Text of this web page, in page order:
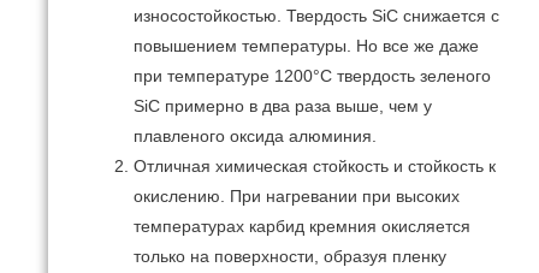
износостойкостью.Твердость SiC снижается с
повышением температуры. Но все же даже
при температуре 1200°C твердость зеленого
SiC примерно в два раза выше, чем у
плавленого оксида алюминия.
Отличная химическая стойкость и стойкость к
окислению. При нагревании при высоких
температурах карбид кремния окисляется
только на поверхности, образуя пленку